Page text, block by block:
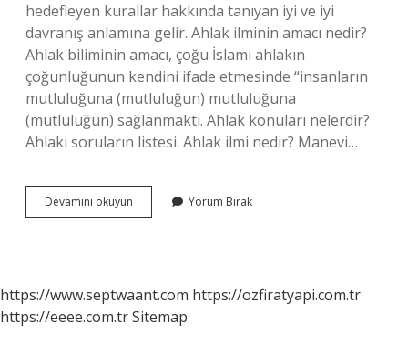
hedefleyen kurallar hakkında tanıyan iyi ve iyi
davranış anlamına gelir. Ahlak ilminin amacı nedir?
Ahlak biliminin amacı, çoğu İslami ahlakın
çoğunluğunun kendini ifade etmesinde “insanların
mutluluğuna (mutluluğun) mutluluğuna
(mutluluğun) sağlanmaktı. Ahlak konuları nelerdir?
Ahlaki soruların listesi. Ahlak ilmi nedir? Manevi…
Devamını okuyun
Ilminin
Yorum Bırak
https://www.septwaant.com https://ozfiratyapi.com.tr
https://eeee.com.trSitemap